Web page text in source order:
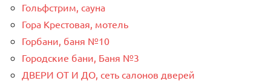
Гольфстрим, сауна
Гора Крестовая, мотель
Горбани, баня №10
Городские бани, Баня №3
ДВЕРИ ОТ И ДО, сеть салонов дверей